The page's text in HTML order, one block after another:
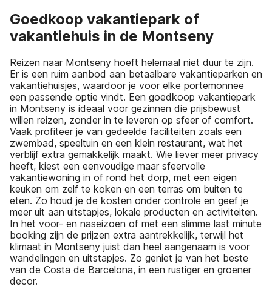
Goedkoop vakantiepark of
vakantiehuis in de Montseny
Reizen naar Montseny hoeft helemaal niet duur te zijn.
Er is een ruim aanbod aan betaalbare vakantieparken en
vakantiehuisjes, waardoor je voor elke portemonnee
een passende optie vindt. Een goedkoop vakantiepark
in Montseny is ideaal voor gezinnen die prijsbewust
willen reizen, zonder in te leveren op sfeer of comfort.
Vaak profiteer je van gedeelde faciliteiten zoals een
zwembad, speeltuin en een klein restaurant, wat het
verblijf extra gemakkelijk maakt. Wie liever meer privacy
heeft, kiest een eenvoudige maar sfeervolle
vakantiewoning in of rond het dorp, met een eigen
keuken om zelf te koken en een terras om buiten te
eten. Zo houd je de kosten onder controle en geef je
meer uit aan uitstapjes, lokale producten en activiteiten.
In het voor- en naseizoen of met een slimme last minute
booking zijn de prijzen extra aantrekkelijk, terwijl het
klimaat in Montseny juist dan heel aangenaam is voor
wandelingen en uitstapjes. Zo geniet je van het beste
van de Costa de Barcelona, in een rustiger en groener
decor.